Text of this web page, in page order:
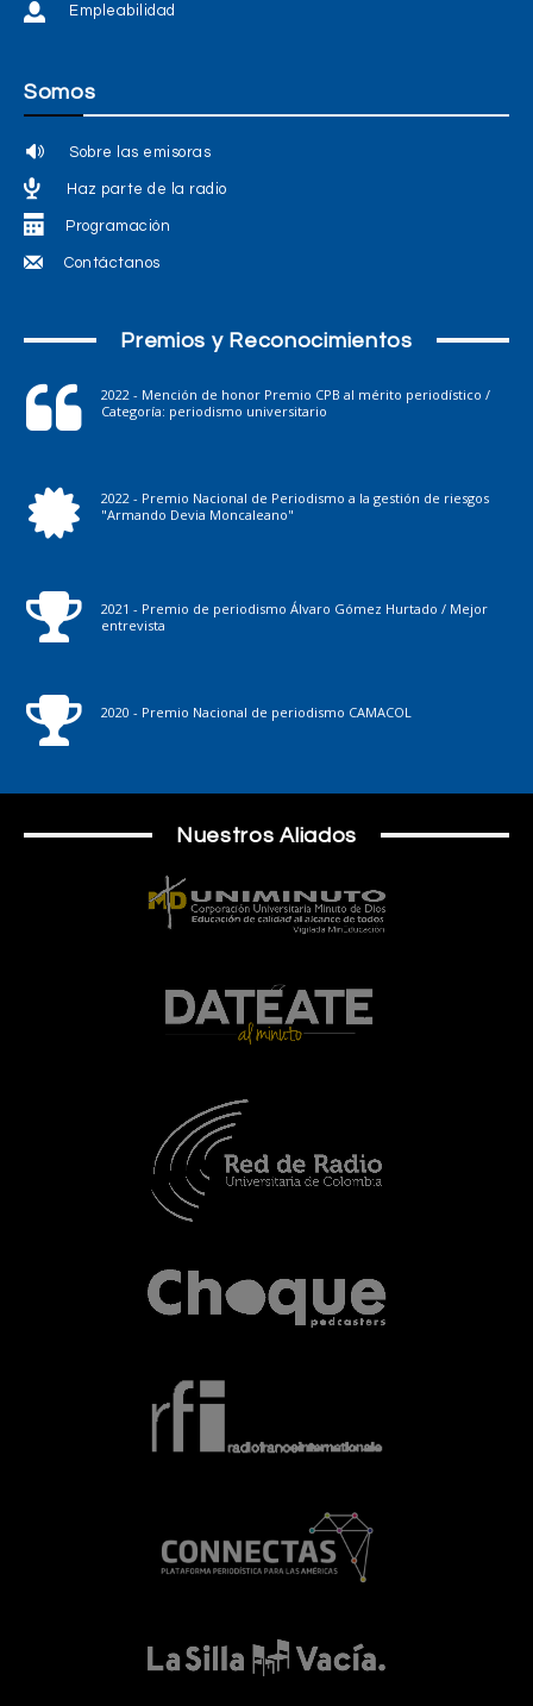
Empleabilidad
Somos
Sobre las emisoras
Haz parte de la radio
Programación
Contáctanos
Premios y Reconocimientos
2022 - Mención de honor Premio CPB al mérito periodístico /
Categoría: periodismo universitario
2022 - Premio Nacional de Periodismo a la gestión de riesgos
"Armando Devia Moncaleano"
2021 - Premio de periodismo Álvaro Gómez Hurtado / Mejor
entrevista
2020 - Premio Nacional de periodismo CAMACOL
Nuestros Aliados